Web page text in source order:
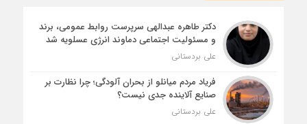
دکتر طاهره عبدالهی سرپرست روابط عمومی، برند
و مسئولیت اجتماعی دماوند انرژی عسلویه شد
علی بردستانی
فریاد مردم میانلو از بحران آلودگی؛ چرا نظارت بر
صنایع آلاینده جدی نیست؟
علی بردستانی